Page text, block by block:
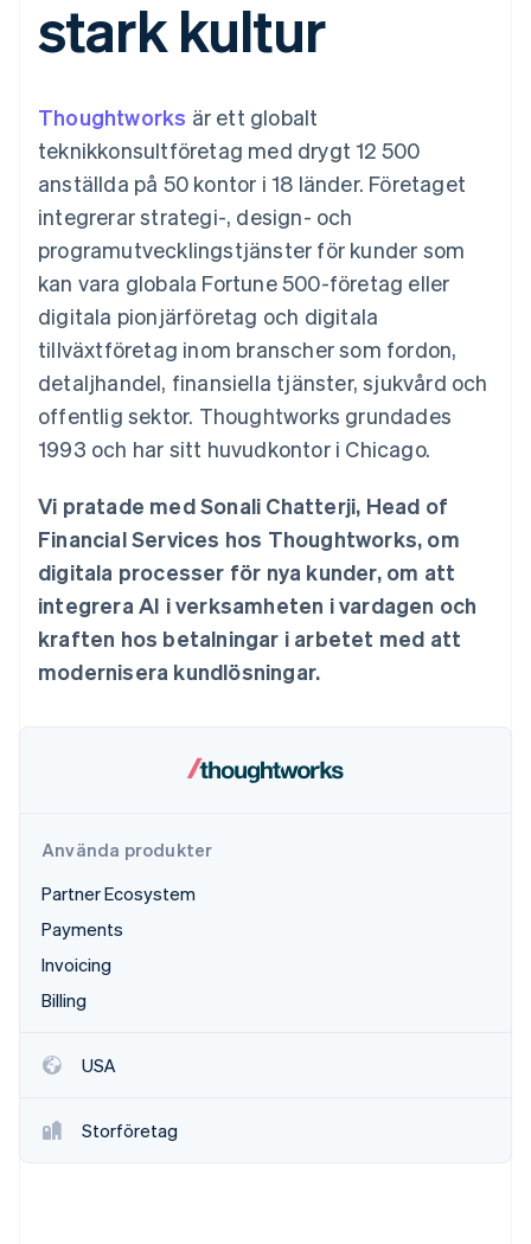
Link
Accelererad kassaprocess
Automatiserad
redovisning
rapporter
Data Pipeline
Datasynkronisering
Mer
Product roadmap
Se vad som kommer härnäst
Radar
Bedrägeribekämpning
Atlas
Bolagsbildning för startups
Climate
Identity
Identitetsverifiering online
Stripe Sessions 2026
Plattformar
SaaS
Efter bransch
AI-företag
Kreatörsekonomi
Spel
Besöksnäring, resor
och fritid
Försäkringsbolag
Media och
underhållning
Ideella organisationer
Professionella tjänster
Offentlig sektor
Detaljhandel
Ecosystem
Partner
Stripe App Marketplace
Erbjud
användningsbaserad
fakturering
Tillhandahåll och
hantera tjänster med
agenter
Resurser
Appintegrationer
Kodexempel
Utvecklarblogg
API-status
Företag
Produktplan
Karriärer
Nyhetsrum
Stripe Press
Kontakt
Kontakta säljteamet
Bli partner
stark kultur
Thoughtworks är ett globalt
teknikkonsultföretag med drygt 12 500
anställda på 50 kontor i 18 länder. Företaget
integrerar strategi-, design- och
programutvecklingstjänster för kunder som
kan vara globala Fortune 500-företag eller
digitala pionjärföretag och digitala
tillväxtföretag inom branscher som fordon,
detaljhandel, finansiella tjänster, sjukvård och
offentlig sektor. Thoughtworks grundades
1993 och har sitt huvudkontor i Chicago.
Vi pratade med Sonali Chatterji, Head of
Financial Services hos Thoughtworks, om
digitala processer för nya kunder, om att
integrera AI i verksamheten i vardagen och
kraften hos betalningar i arbetet med att
modernisera kundlösningar.
Använda produkter
Partner Ecosystem
Payments
Invoicing
Billing
USA
Storföretag